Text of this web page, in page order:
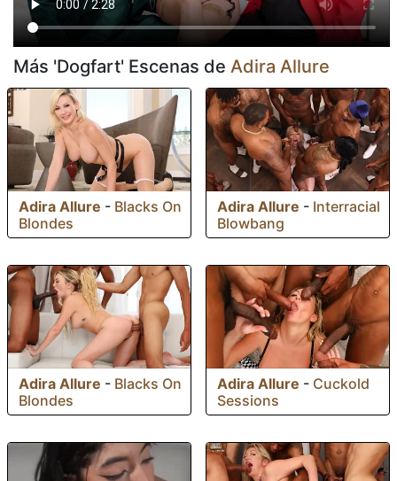
Más 'Dogfart' Escenas de Adira Allure
Adira Allure - Blacks On
Blondes
Adira Allure - Interracial
Blowbang
Adira Allure - Blacks On
Blondes
Adira Allure - Cuckold
Sessions